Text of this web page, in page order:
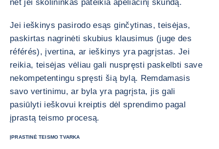
net jei skolininkas pateikia apeliacinį skundą.
Jei ieškinys pasirodo esąs ginčytinas, teisėjas,
paskirtas nagrinėti skubius klausimus (juge des
référés), įvertina, ar ieškinys yra pagrįstas. Jei
reikia, teisėjas vėliau gali nuspręsti paskelbti save
nekompetentingu spręsti šią bylą. Remdamasis
savo vertinimu, ar byla yra pagrįsta, jis gali
pasiūlyti ieškovui kreiptis dėl sprendimo pagal
įprastą teismo procesą.
ĮPRASTINĖ TEISMO TVARKA